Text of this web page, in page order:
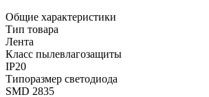
Общие характеристики
Тип товара
Лента
Класс пылевлагозащиты
IP20
Типоразмер светодиода
SMD 2835